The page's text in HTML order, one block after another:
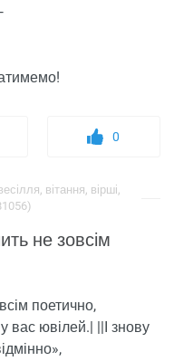
0
вітання, вірші,
не зовсім
поетично,
ювілей.| ||І знову